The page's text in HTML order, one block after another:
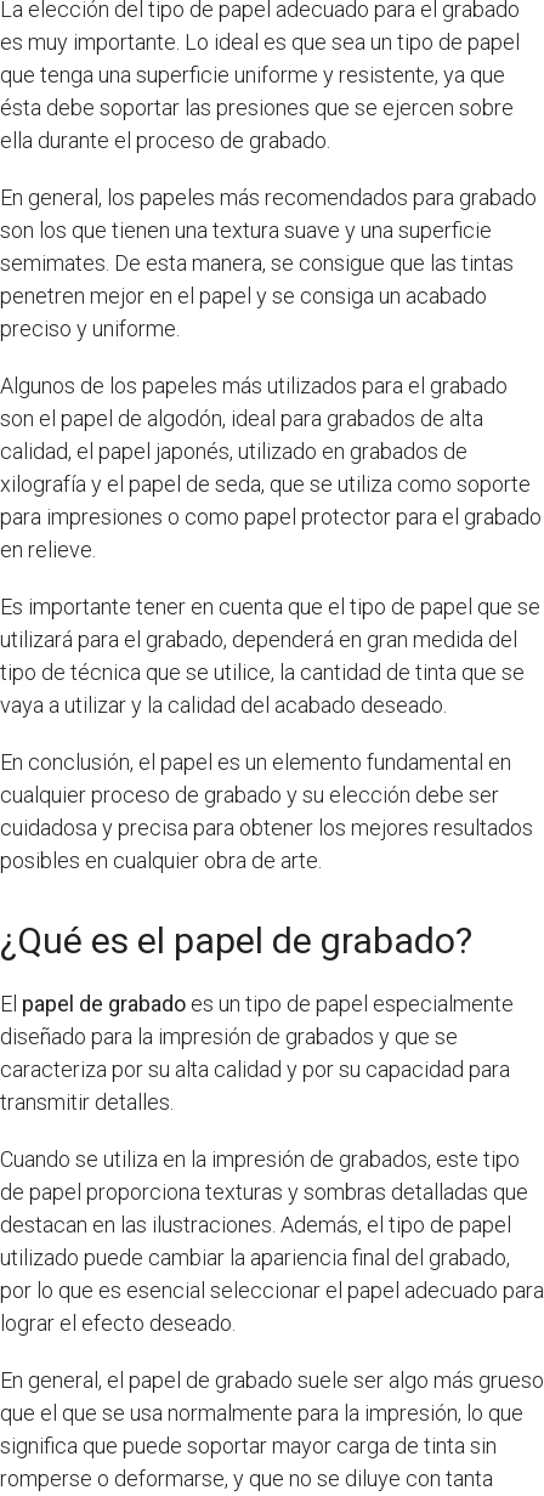
La elección del tipo de papel adecuado para el grabado
es muy importante. Lo ideal es que sea un tipo de papel
que tenga una superficie uniforme y resistente, ya que
ésta debe soportar las presiones que se ejercen sobre
ella durante el proceso de grabado.
En general, los papeles más recomendados para grabado
son los que tienen una textura suave y una superficie
semimates. De esta manera, se consigue que las tintas
penetren mejor en el papel y se consiga un acabado
preciso y uniforme.
Algunos de los papeles más utilizados para el grabado
son el papel de algodón, ideal para grabados de alta
calidad, el papel japonés, utilizado en grabados de
xilografía y el papel de seda, que se utiliza como soporte
para impresiones o como papel protector para el grabado
en relieve.
Es importante tener en cuenta que el tipo de papel que se
utilizará para el grabado, dependerá en gran medida del
tipo de técnica que se utilice, la cantidad de tinta que se
vaya a utilizar y la calidad del acabado deseado.
En conclusión, el papel es un elemento fundamental en
cualquier proceso de grabado y su elección debe ser
cuidadosa y precisa para obtener los mejores resultados
posibles en cualquier obra de arte.
¿Qué es el papel de grabado?
El papel de grabado es un tipo de papel especialmente
diseñado para la impresión de grabados y que se
caracteriza por su alta calidad y por su capacidad para
transmitir detalles.
Cuando se utiliza en la impresión de grabados, este tipo
de papel proporciona texturas y sombras detalladas que
destacan en las ilustraciones. Además, el tipo de papel
utilizado puede cambiar la apariencia final del grabado,
por lo que es esencial seleccionar el papel adecuado para
lograr el efecto deseado.
En general, el papel de grabado suele ser algo más grueso
que el que se usa normalmente para la impresión, lo que
significa que puede soportar mayor carga de tinta sin
romperse o deformarse, y que no se diluye con tanta